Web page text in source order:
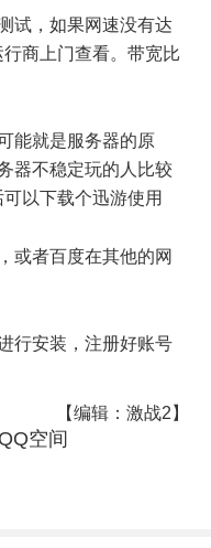
试，如果网速没有达
商上门查看。带宽比
能就是服务器的原
器不稳定玩的人比较
以下载个迅游使用
或者百度在其他的网
行安装，注册好账号
【编辑：激战2】
空间